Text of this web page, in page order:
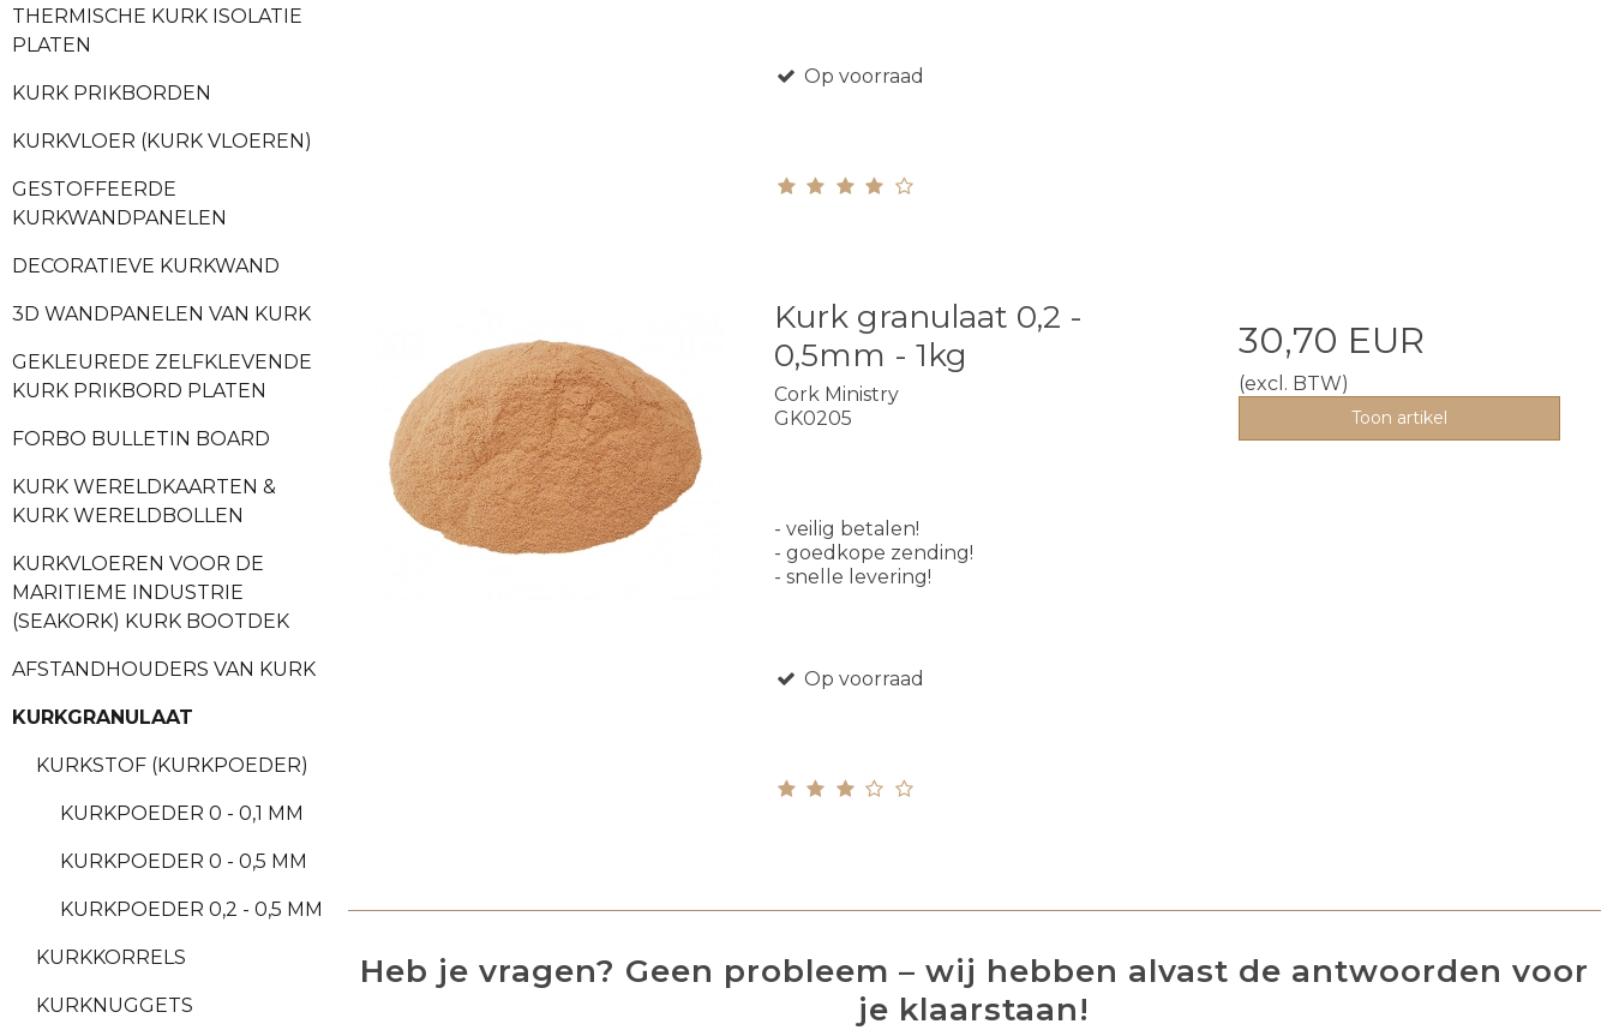
THERMISCHE KURK ISOLATIE
PLATEN
KURK PRIKBORDEN
KURKVLOER (KURK VLOEREN)
GESTOFFEERDE
KURKWANDPANELEN
DECORATIEVE KURKWAND
3D WANDPANELEN VAN KURK
GEKLEUREDE ZELFKLEVENDE
KURK PRIKBORD PLATEN
FORBO BULLETIN BOARD
KURK WERELDKAARTEN &
KURK WERELDBOLLEN
KURKVLOEREN VOOR DE
MARITIEME INDUSTRIE
(SEAKORK) KURK BOOTDEK
AFSTANDHOUDERS VAN KURK
KURKGRANULAAT
KURKSTOF (KURKPOEDER)
KURKPOEDER 0 - 0,1 MM
KURKPOEDER 0 - 0,5 MM
KURKPOEDER 0,2 - 0,5 MM
KURKKORRELS
KURKNUGGETS
Op voorraad
Kurk granulaat 0,2 -
0,5mm - 1kg
Cork Ministry
GK0205
- veilig betalen!
- goedkope zending!
- snelle levering!
Op voorraad
30,70 EUR
(excl. BTW)
Toon artikel
Heb je vragen? Geen probleem – wij hebben alvast de antwoorden voor
je klaarstaan!